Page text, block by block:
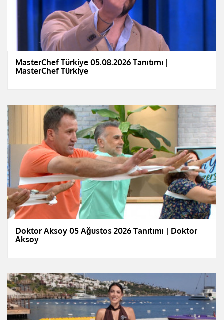
MasterChef Türkiye 05.08.2026 Tanıtımı |
MasterChef Türkiye
Doktor Aksoy 05 Ağustos 2026 Tanıtımı | Doktor
Aksoy